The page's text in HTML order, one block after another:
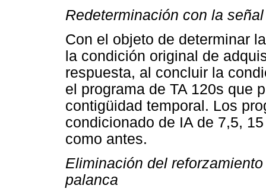
Redeterminación con la
Con el objeto de determinar
la condición original de
respuesta, al concluir la
el programa de TA 120s que
contigüidad temporal. Los
condicionado de IA de 7,5,
como antes.
Eliminación del
palanca